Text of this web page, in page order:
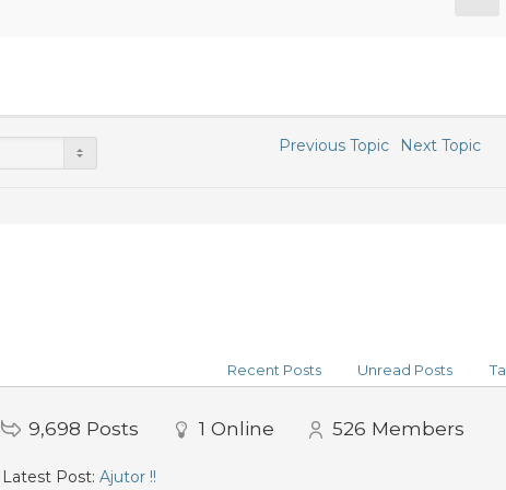
Previous Topic Next Topic
Recent Posts Unread Posts
9,698 Posts 1 Online 526 Members
Latest Post: Ajutor !!